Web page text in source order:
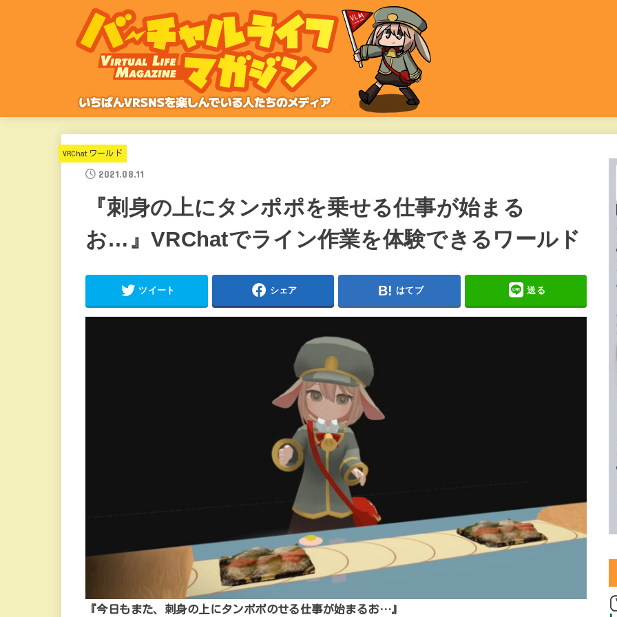
VRChatワールド
2021.08.11
『刺身の上にタンポポを乗せる仕事が始まる
お…』VRChatでライン作業を体験できるワールド
ツイート シェア はてブ 送る
『今日もまた、刺身の上にタンポポのせる仕事が始まるお…』